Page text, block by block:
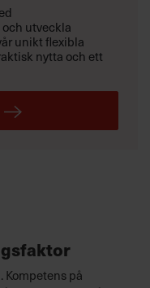
på
utveckla
unikt flexibla
nytta och ett